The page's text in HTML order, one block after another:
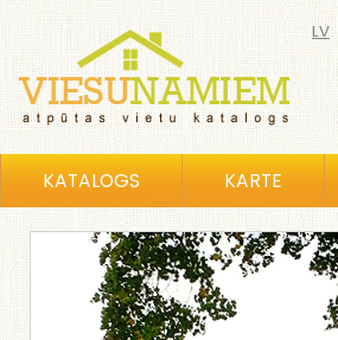
LV
KATALOGS KARTE